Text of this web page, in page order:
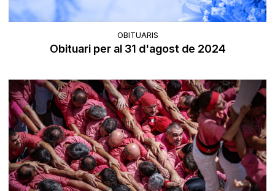
OBITUARIS
Obituari per al 31 d'agost de 2024